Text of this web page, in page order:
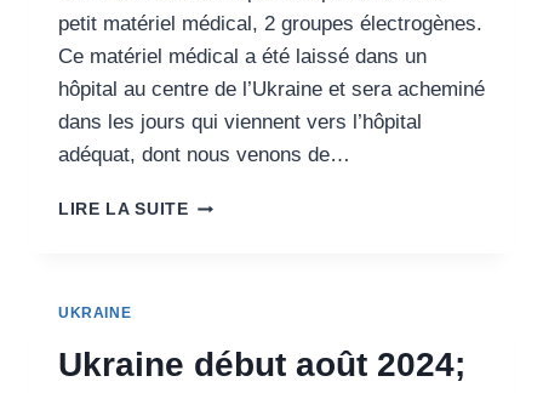
petit matériel médical, 2 groupes électrogènes.
Ce matériel médical a été laissé dans un
hôpital au centre de l’Ukraine et sera acheminé
dans les jours qui viennent vers l’hôpital
adéquat, dont nous venons de…
LIRE LA SUITEUKRAINE
LIVRER
UKRAINE
Ukraine début août 2024;